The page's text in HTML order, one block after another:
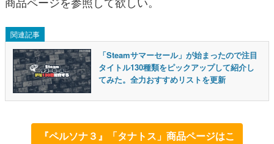
関連記事
「Steamサマーセール」が始まったので注目
タイトル130種類をピックアップして紹介し
てみた。全力おすすめリストを更新
『ペルソナ３』「タナトス」商品ページはこ